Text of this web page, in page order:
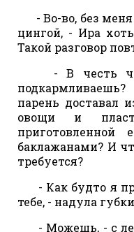
- Во-во, без
цингой, - Ира
Такой разговор
- В честь
парень доставал
овощи и
баклажанами? И
требуется?
- Как будто я
тебе, - надула
- Можешь, - с